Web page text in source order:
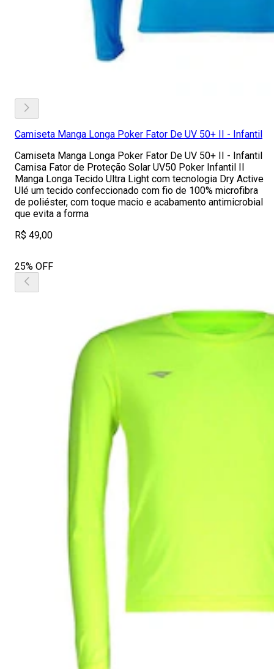
Camiseta Manga Longa Poker Fator De UV 50+ II - Infantil
Camiseta Manga Longa Poker Fator De UV 50+ II - Infantil
Camisa Fator de Proteção Solar UV50 Poker Infantil II
Manga Longa Tecido Ultra Light com tecnologia Dry Active
Ulé um tecido confeccionado com fio de 100% microfibra
de poliéster, com toque macio e acabamento antimicrobial
que evita a forma
R$ 49,00
25% OFF